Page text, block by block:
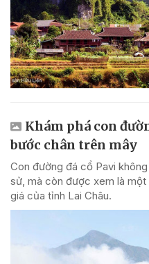
Khám phá con
bước chân trên mây
Con đường đá cổ Pavi
sử, mà còn được xem là một
giá của tỉnh Lai Châu.